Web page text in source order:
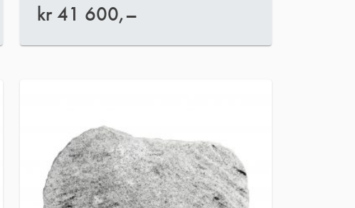
kr41 600,–